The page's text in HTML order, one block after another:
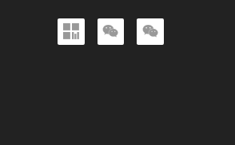
  